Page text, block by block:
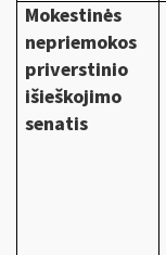
Mokestinės
nepriemokos
priverstinio
išieškojimo
senatis